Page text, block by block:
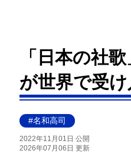
「日本の社
が世界で受
#名和高司
2022年11月01日 公開
2026年07月06日 更新